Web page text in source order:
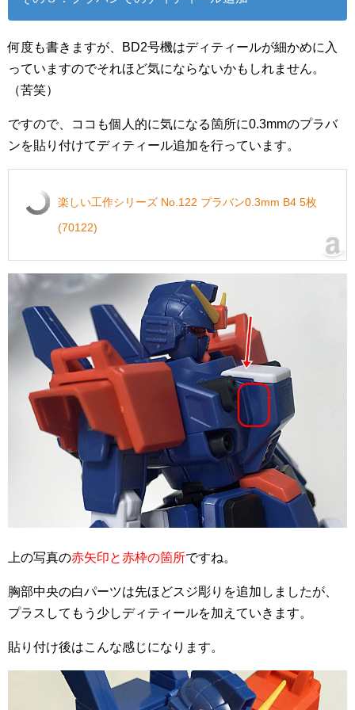
何度も書きますが、BD2号機はディティールが細かめに入
っていますのでそれほど気にならないかもしれません。
（苦笑）
ですので、ココも個人的に気になる箇所に0.3mmのプラバ
ンを貼り付けてディティール追加を行っています。
楽しい工作シリーズ No.122 プラバン0.3mm B4 5枚
(70122)
上の写真の赤矢印と赤枠の箇所ですね。
胸部中央の白パーツは先ほどスジ彫りを追加しましたが、
プラスしてもう少しディティールを加えていきます。
貼り付け後はこんな感じになります。